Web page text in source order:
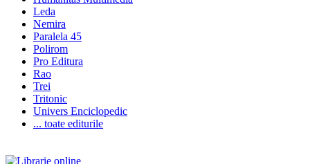
Leda
Nemira
Paralela 45
Polirom
Pro Editura
Rao
Trei
Tritonic
Univers Enciclopedic
... toate editurile